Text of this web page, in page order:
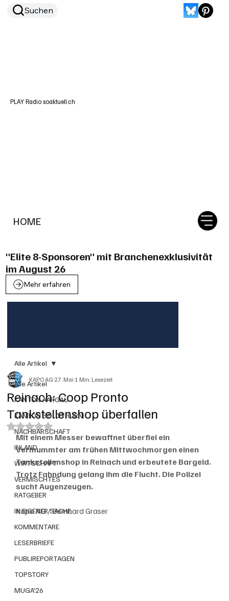
HOME
Suchen
PLAY Radio soaktuell.ch
"Elite 8-Sponsoren" mit Branchenexklusivität
im August 26
Mehr erfahren
Alle Artikel
KANTON AARGAU
KANTON SOLOTHURN
NACHBARSCHAFT
INLAND
WIRTSCHAFT
VERMISCHTES
RATGEBER
IN EIGENER SACHE
KOMMENTARE
LESERBRIEFE
PUBLIREPORTAGEN
TOPSTORY
MUGA'26
Alle Artikel
Reinach: Coop Pronto
Tankstellenshop überfallen
KAPO AG27. Mai1 Min. Lesezeit
Mit NaN von 5 Sternen bewertet.
Mit einem Messer bewaffnet überfiel ein
Vermummter am frühen Mittwochmorgen einen
Tankstellenshop in Reinach und erbeutete Bargeld.
Trotz Fahndung gelang ihm die Flucht. Die Polizei
sucht Augenzeugen.
Kapo AG / Bernhard Graser